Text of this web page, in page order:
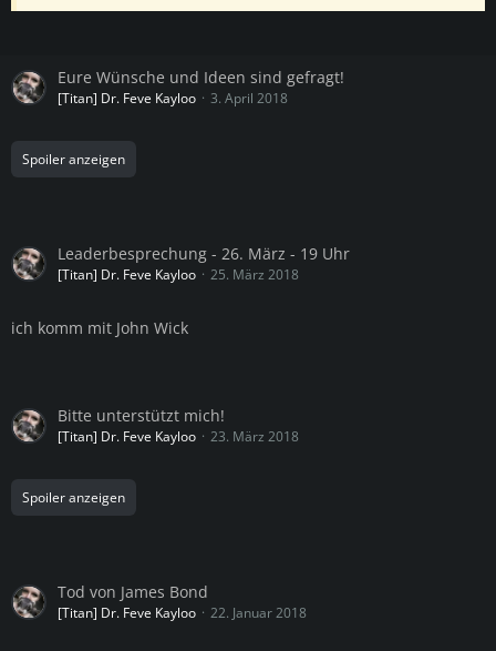
Eure Wünsche und Ideen sind gefragt!
[Titan] Dr. Feve Kayloo 3. April 2018
Spoiler anzeigen
Leaderbesprechung - 26. März - 19 Uhr
[Titan] Dr. Feve Kayloo 25. März 2018
ich komm mit John Wick
Bitte unterstützt mich!
[Titan] Dr. Feve Kayloo 23. März 2018
Spoiler anzeigen
Tod von James Bond
[Titan] Dr. Feve Kayloo 22. Januar 2018